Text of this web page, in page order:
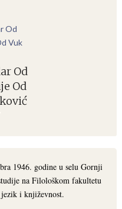
Od
Od
1946. godine u selu Gornji
na Filološkom fakultetu
i književnost.